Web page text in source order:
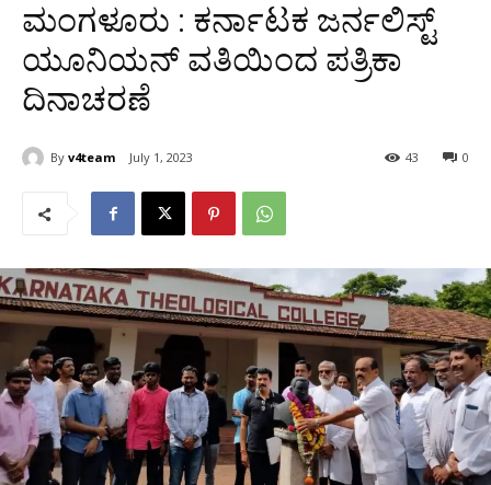
ಮಂಗಳೂರು : ಕರ್ನಾಟಕ ಜರ್ನಲಿಸ್ಟ್
ಯೂನಿಯನ್ ವತಿಯಿಂದ ಪತ್ರಿಕಾ
ದಿನಾಚರಣೆ
By v4team July 1, 2023 0
43